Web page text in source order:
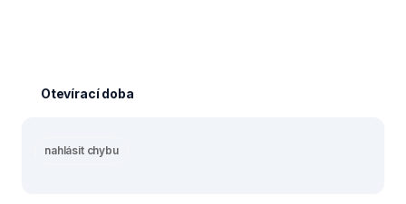
Otevírací doba
nahlásit chybu